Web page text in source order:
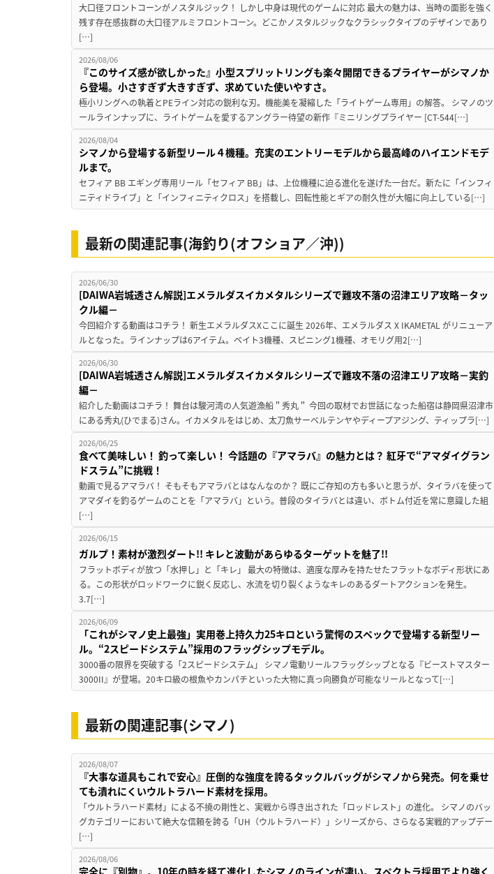
大口径フロントコーンがノスタルジック！ しかし中身は現代のゲームに対応 最大の魅力は、当時の面影を強く
残す存在感抜群の大口径アルミフロントコーン。どこかノスタルジックなクラシックタイプのデザインであり
[…]
2026/08/06
『このサイズ感が欲しかった』小型スプリットリングも楽々開閉できるプライヤーがシマノか
ら登場。小さすぎず大きすぎず、求めていた使いやすさ。
極小リングへの執着とPEライン対応の鋭利な刃。機能美を凝縮した「ライトゲーム専用」の解答。 シマノのツ
ールラインナップに、ライトゲームを愛するアングラー待望の新作『ミニリングプライヤー [CT-544[…]
2026/08/04
シマノから登場する新型リール４機種。充実のエントリーモデルから最高峰のハイエンドモデ
ルまで。
セフィア BB エギング専用リール「セフィア BB」は、上位機種に迫る進化を遂げた一台だ。新たに「インフィ
ニティドライブ」と「インフィニティクロス」を搭載し、回転性能とギアの耐久性が大幅に向上している[…]
最新の関連記事(海釣り(オフショア／沖))
2026/06/30
[DAIWA岩城透さん解説]エメラルダスイカメタルシリーズで難攻不落の沼津エリア攻略－タッ
クル編－
今回紹介する動画はコチラ！ 新生エメラルダスXここに誕生 2026年、エメラルダス X IKAMETAL がリニューア
ルとなった。ラインナップは6アイテム。ベイト3機種、スピニング1機種、オモリグ用2[…]
2026/06/30
[DAIWA岩城透さん解説]エメラルダスイカメタルシリーズで難攻不落の沼津エリア攻略－実釣
編－
紹介した動画はコチラ！ 舞台は駿河湾の人気遊漁船＂秀丸＂ 今回の取材でお世話になった船宿は静岡県沼津市
にある秀丸(ひでまる)さん。イカメタルをはじめ、太刀魚サーベルテンヤやディープアジング、ティップラ[…]
2026/06/25
食べて美味しい！ 釣って楽しい！ 今話題の『アマラバ』の魅力とは？ 紅牙で“アマダイグラン
ドスラム”に挑戦！
動画で見るアマラバ！ そもそもアマラバとはなんなのか？ 既にご存知の方も多いと思うが、タイラバを使って
アマダイを釣るゲームのことを「アマラバ」という。普段のタイラバとは違い、ボトム付近を常に意識した組
[…]
2026/06/15
ガルプ！素材が激烈ダート!! キレと波動があらゆるターゲットを魅了!!
フラットボディが放つ「水押し」と「キレ」 最大の特徴は、適度な厚みを持たせたフラットなボディ形状にあ
る。この形状がロッドワークに鋭く反応し、水流を切り裂くようなキレのあるダートアクションを発生。
3.7[…]
2026/06/09
「これがシマノ史上最強」実用巻上持久力25キロという驚愕のスペックで登場する新型リー
ル。“2スピードシステム”採用のフラッグシップモデル。
3000番の限界を突破する「2スピードシステム」 シマノ電動リールフラッグシップとなる『ビーストマスター
3000II』が登場。20キロ級の根魚やカンパチといった大物に真っ向勝負が可能なリールとなって[…]
最新の関連記事(シマノ)
2026/08/07
『大事な道具もこれで安心』圧倒的な強度を誇るタックルバッグがシマノから発売。何を乗せ
ても潰れにくいウルトラハード素材を採用。
「ウルトラハード素材」による不撓の剛性と、実戦から導き出された「ロッドレスト」の進化。 シマノのバッ
グカテゴリーにおいて絶大な信頼を誇る「UH（ウルトラハード）」シリーズから、さらなる実戦的アップデー
[…]
2026/08/06
完全に『別物』。10年の時を経て進化したシマノのラインが凄い。スペクトラ採用でより強く